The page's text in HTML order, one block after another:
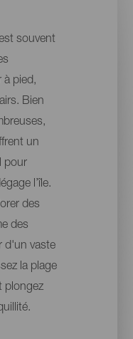
souvent
à pied,
Bien
un
pour
l’île.
des
des
d'un vaste
la plage
plongez